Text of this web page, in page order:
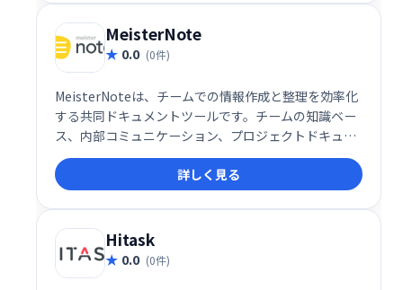
MeisterNote
0.0 (0件)
MeisterNoteは、チームでの情報作成と整理を効率化
する共同ドキュメントツールです。チームの知識ベー
ス、内部コミュニケーション、プロジェクトドキュメ
ントなどに最適で、スムーズな情報共有と整理を実現
します。共同編集機能により、チームメンバーとの連
携もスムーズに行えます。生産性を向上させ、円滑な
チームワークを促進する強力なツールとして、
MeisterNoteをご活用ください。
詳しく見る
Hitask
0.0 (0件)